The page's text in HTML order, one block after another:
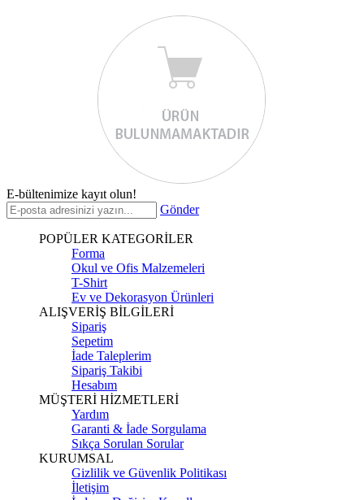
E-bültenimize kayıt olun!
Gönder
POPÜLER KATEGORİLER
Forma
Okul ve Ofis Malzemeleri
T-Shirt
Ev ve Dekorasyon Ürünleri
ALIŞVERİŞ BİLGİLERİ
Sipariş
Sepetim
İade Taleplerim
Sipariş Takibi
Hesabım
MÜŞTERİ HİZMETLERİ
Yardım
Garanti & İade Sorgulama
Sıkça Sorulan Sorular
KURUMSAL
Gizlilik ve Güvenlik Politikası
İletişim